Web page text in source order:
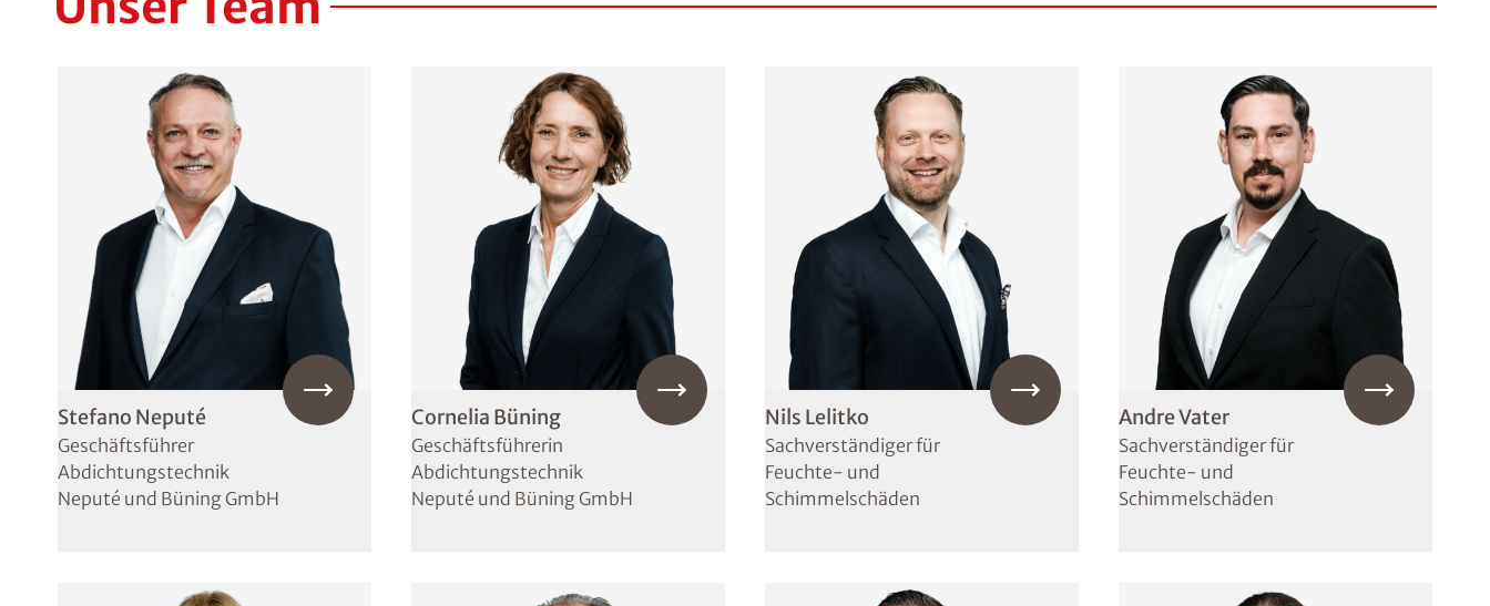
Stefano Neputé
Geschäftsführer
Abdichtungstechnik
Neputé und Büning GmbH
Cornelia Büning
Geschäftsführerin
Abdichtungstechnik
Neputé und Büning GmbH
Nils Lelitko
Sachverständiger für
Feuchte- und
Schimmelschäden
Andre Vater
Sachverständiger für
Feuchte- und
Schimmelschäden